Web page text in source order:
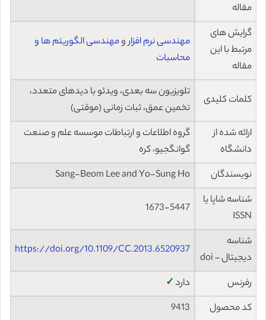
مقاله
گرایش های
مرتبط با این
مقاله
مهندسی نرم افزارومهندسی الگوریتم ها و
محاسبات
کلمات کلیدی
تلویزیون سه بعدی، ویدئو با دیدهای متعدد،
تخمین عمق، ثبات زمانی (موقتی)
ارائه شده از
دانشگاه
گروه اطلاعات و ارتباطات موسسه علم و صنعت
گوانگجیو، کره
نویسندگان
Sang-Beom Lee and Yo-Sung Ho
شناسه شاپا یا
ISSN
1673-5447
شناسه
دیجیتال – doi
https://doi.org/10.1109/CC.2013.6520937
رفرنس دارد✓
کد محصول
9413